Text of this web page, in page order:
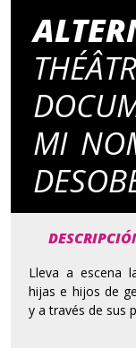
MI
Lleva a escena
hijas e hijos de
y a través de sus